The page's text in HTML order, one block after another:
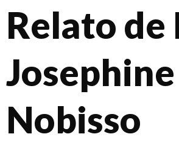
Relato de
Josephine
Nobisso